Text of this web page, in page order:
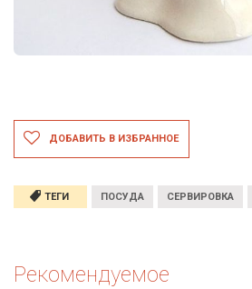
ДОБАВИТЬ В ИЗБРАННОЕ
ТЕГИ ПОСУДА СЕРВИРОВКА
Рекомендуемое